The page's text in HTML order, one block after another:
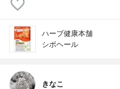
ハーブ健康本舗
シボヘール
きなこ